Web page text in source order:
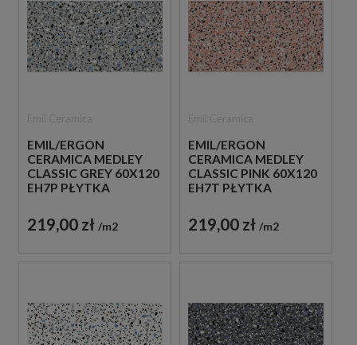
EMIL/ERGON
CERAMICA MEDLEY
CLASSIC GREY 60X120
EH7P PŁYTKA
219,00 zł m2
EMIL/ERGON
CERAMICA MEDLEY
CLASSIC PINK 60X120
EH7T PŁYTKA
219,00 zł m2